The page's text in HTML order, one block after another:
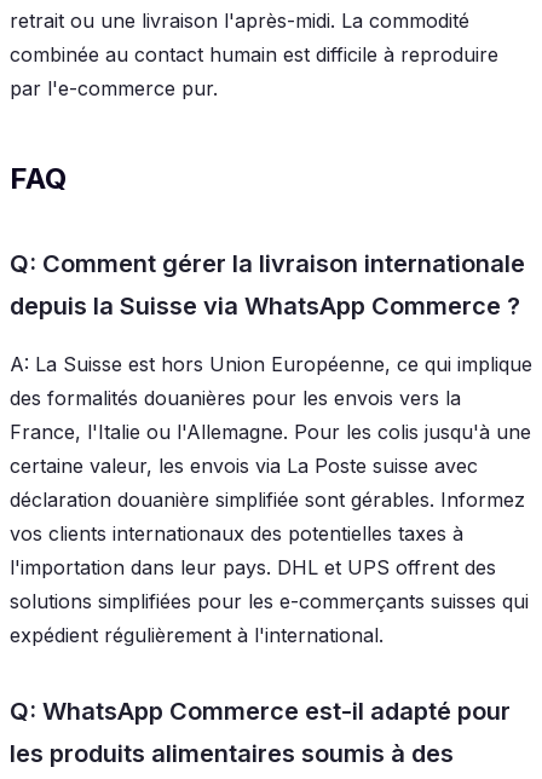
retrait ou une livraison l'après-midi. La commodité
combinée au contact humain est difficile à reproduire
par l'e-commerce pur.
FAQ
Q: Comment gérer la livraison internationale
depuis la Suisse via WhatsApp Commerce ?
A: La Suisse est hors Union Européenne, ce qui implique
des formalités douanières pour les envois vers la
France, l'Italie ou l'Allemagne. Pour les colis jusqu'à une
certaine valeur, les envois via La Poste suisse avec
déclaration douanière simplifiée sont gérables. Informez
vos clients internationaux des potentielles taxes à
l'importation dans leur pays. DHL et UPS offrent des
solutions simplifiées pour les e-commerçants suisses qui
expédient régulièrement à l'international.
Q: WhatsApp Commerce est-il adapté pour
les produits alimentaires soumis à des